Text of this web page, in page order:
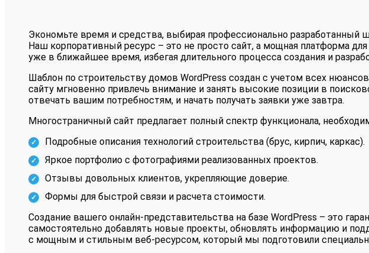
Экономьте время и средства, выбирая профессионально разработанный
Наш корпоративный ресурс – это не просто сайт, а мощная платформа
уже в ближайшее время, избегая длительного процесса создания и
Шаблон по строительству домов WordPress создан с учетом всех
сайту мгновенно привлечь внимание и занять высокие позиции в
отвечать вашим потребностям, и начать получать заявки уже завтра.
Многостраничный сайт предлагает полный спектр функционала,
Подробные описания технологий строительства (брус, кирпич, каркас).
Яркое портфолио с фотографиями реализованных проектов.
Отзывы довольных клиентов, укрепляющие доверие.
Формы для быстрой связи и расчета стоимости.
Создание вашего онлайн-представительства на базе WordPress – это
самостоятельно добавлять новые проекты, обновлять информацию и
с мощным и стильным веб-ресурсом, который мы подготовили